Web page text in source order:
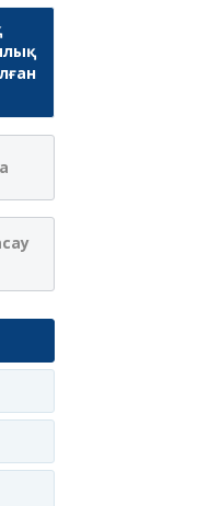
Подписка